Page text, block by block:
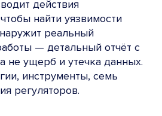
действия
найти уязвимости
реальный
— детальный отчёт с
не ущерб и утечка данных.
инструменты, семь
регуляторов.